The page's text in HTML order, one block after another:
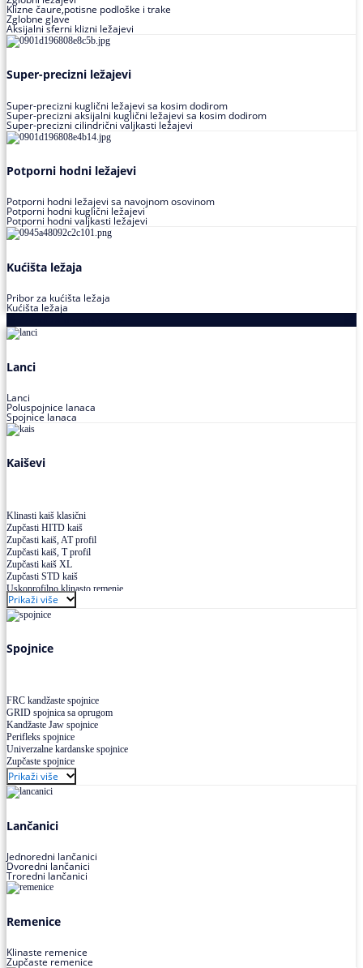
Klizne čaure,potisne podloške i trake
Zglobne glave
Aksijalni sferni klizni ležajevi
Super-precizni ležajevi
Super-precizni kuglični ležajevi sa kosim dodirom
Super-precizni aksijalni kuglični ležajevi sa kosim dodirom
Super-precizni cilindrični valjkasti ležajevi
Potporni hodni ležajevi
Potporni hodni ležajevi sa navojnom osovinom
Potporni hodni kuglični ležajevi
Potporni hodni valjkasti ležajevi
Kućišta ležaja
Pribor za kućišta ležaja
Kućišta ležaja
Lanci
Lanci
Poluspojnice lanaca
Spojnice lanaca
Kaiševi
Klinasti kaiš klasični
Zupčasti HITD kaiš
Zupčasti kaiš, AT profil
Zupčasti kaiš, T profil
Zupčasti kaiš XL
Zupčasti STD kaiš
Uskoprofilno klinasto remenje
Uskoprofilno klinasto remenje spojeno
Uskoprofilno klinasto remenje XP extra power
Višekanalno remenje PJ,PK
Prikaži više
Spojnice
FRC kandžaste spojnice
GRID spojnica sa oprugom
Kandžaste Jaw spojnice
Perifleks spojnice
Univerzalne kardanske spojnice
Zupčaste spojnice
Prikaži više
Lančanici
Jednoredni lančanici
Dvoredni lančanici
Troredni lančanici
Remenice
Klinaste remenice
Zupčaste remenice